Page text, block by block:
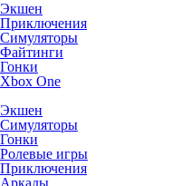
Экшен
Приключения
Симуляторы
Файтинги
Гонки
Xbox One
Экшен
Симуляторы
Гонки
Ролевые игры
Приключения
Аркады